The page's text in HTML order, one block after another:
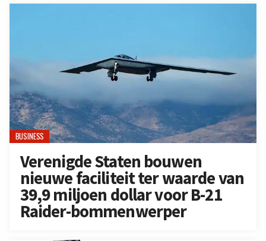
BUSINESS
Verenigde Staten bouwen
nieuwe faciliteit ter waarde van
39,9 miljoen dollar voor B-21
Raider-bommenwerper